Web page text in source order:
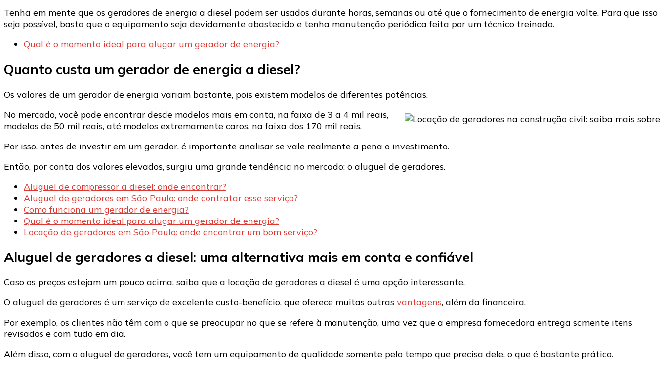
Tenha em mente que os geradores de energia a diesel podem ser usados durante horas, semanas ou até que o fornecimento de energia volte. Para que isso
seja possível, basta que o equipamento seja devidamente abastecido e tenha manutenção periódica feita por um técnico treinado.
Qual é o momento ideal para alugar um gerador de energia?
Quanto custa um gerador de energia a diesel?
Os valores de um gerador de energia variam bastante, pois existem modelos de diferentes potências.
No mercado, você pode encontrar desde modelos mais em conta, na faixa de 3 a 4 mil reais,
modelos de 50 mil reais, até modelos extremamente caros, na faixa dos 170 mil reais.
Por isso, antes de investir em um gerador, é importante analisar se vale realmente a pena o investimento.
Então, por conta dos valores elevados, surgiu uma grande tendência no mercado: o aluguel de geradores.
Aluguel de compressor a diesel: onde encontrar?
Aluguel de geradores em São Paulo: onde contratar esse serviço?
Como funciona um gerador de energia?
Qual é o momento ideal para alugar um gerador de energia?
Locação de geradores em São Paulo: onde encontrar um bom serviço?
Aluguel de geradores a diesel: uma alternativa mais em conta e confiável
Caso os preços estejam um pouco acima, saiba que a locação de geradores a diesel é uma opção interessante.
O aluguel de geradores é um serviço de excelente custo-benefício, que oferece muitas outras vantagens, além da financeira.
Por exemplo, os clientes não têm com o que se preocupar no que se refere à manutenção, uma vez que a empresa fornecedora entrega somente itens
revisados e com tudo em dia.
Além disso, com o aluguel de geradores, você tem um equipamento de qualidade somente pelo tempo que precisa dele, o que é bastante prático.